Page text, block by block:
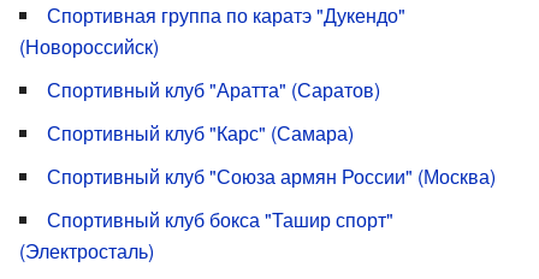
Спортивная группа по каратэ "Дукендо"
(Новороссийск)
Спортивный клуб "Аратта" (Саратов)
Спортивный клуб "Карс" (Самара)
Спортивный клуб "Союза армян России" (Москва)
Спортивный клуб бокса "Ташир спорт"
(Электросталь)